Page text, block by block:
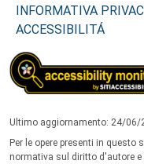
INFORMATIVA
ACCESSIBILITÁ
Ultimo aggiornamento: 24/06/
Per le opere presenti in
normativa sul diritto d'autore e